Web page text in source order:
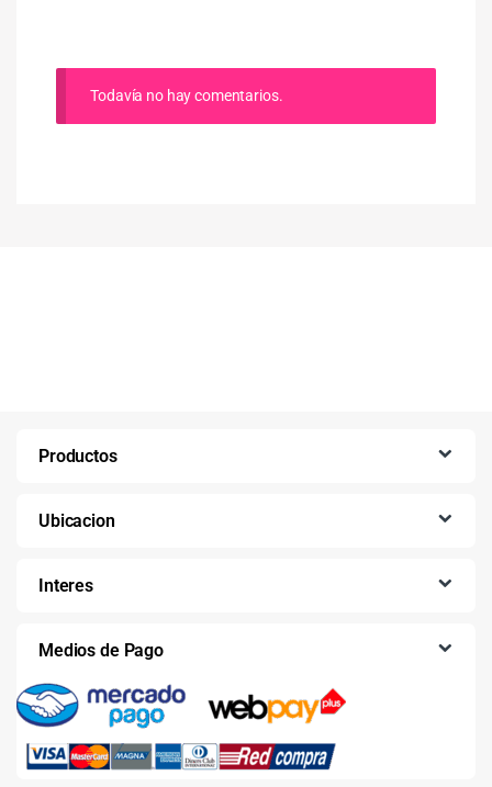
Todavía no hay comentarios.
Productos
Ubicacion
Interes
Medios de Pago